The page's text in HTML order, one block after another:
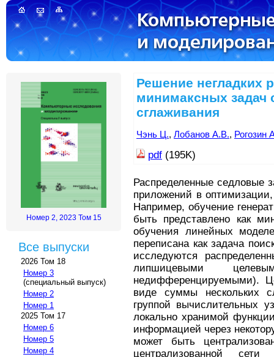
Номер 2, 2023 Том 15
Все выпуски
2026 Том 18
Номер 3
(специальный выпуск)
Номер 2
Номер 1
2025 Том 17
Номер 6
Номер 5
Номер 4
Решение негладких
минимаксных задач
сглаживания
Чэнь Ц., Лобанов А.В., Рогозин
pdf (195K)
Распределенные седловые
приложений в
Например, обучение
быть представлено как
обучения линейных
переписана как задача
исследуются
липшицевыми
недифференцируемыми).
виде суммы нескольких
группой вычислительных
локально хранимой
информацией через
может быть
централизованной сети